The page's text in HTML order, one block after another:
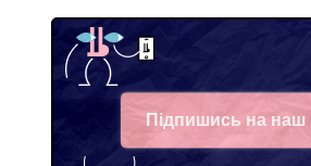
Підпишись на наш
Telegram